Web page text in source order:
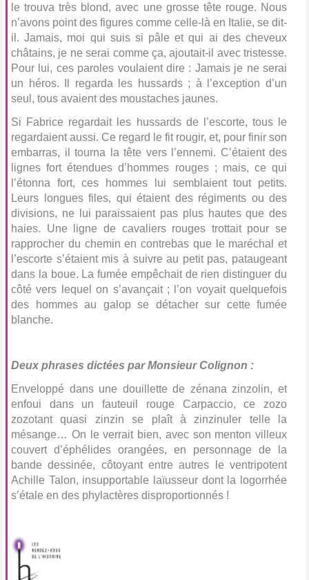
le trouva très blond, avec une grosse tête rouge. Nous
n’avons point des figures comme celle-là en Italie, se dit-
il. Jamais, moi qui suis si pâle et qui ai des cheveux
châtains, je ne serai comme ça, ajoutait-il avec tristesse.
Pour lui, ces paroles voulaient dire : Jamais je ne serai
un héros. Il regarda les hussards ; à l’exception d’un
seul, tous avaient des moustaches jaunes.
Si Fabrice regardait les hussards de l’escorte, tous le
regardaient aussi. Ce regard le fit rougir, et, pour finir son
embarras, il tourna la tête vers l’ennemi. C’étaient des
lignes fort étendues d’hommes rouges ; mais, ce qui
l’étonna fort, ces hommes lui semblaient tout petits.
Leurs longues files, qui étaient des régiments ou des
divisions, ne lui paraissaient pas plus hautes que des
haies. Une ligne de cavaliers rouges trottait pour se
rapprocher du chemin en contrebas que le maréchal et
l’escorte s’étaient mis à suivre au petit pas, pataugeant
dans la boue. La fumée empêchait de rien distinguer du
côté vers lequel on s’avançait ; l’on voyait quelquefois
des hommes au galop se détacher sur cette fumée
blanche.
Deux phrases dictées par Monsieur Colignon :
Enveloppé dans une douillette de zénana zinzolin, et
enfoui dans un fauteuil rouge Carpaccio, ce zozo
zozotant quasi zinzin se plaît à zinzinuler telle la
mésange… On le verrait bien, avec son menton villeux
couvert d’éphélides orangées, en personnage de la
bande dessinée, côtoyant entre autres le ventripotent
Achille Talon, insupportable laïusseur dont la logorrhée
s’étale en des phylactères disproportionnés !